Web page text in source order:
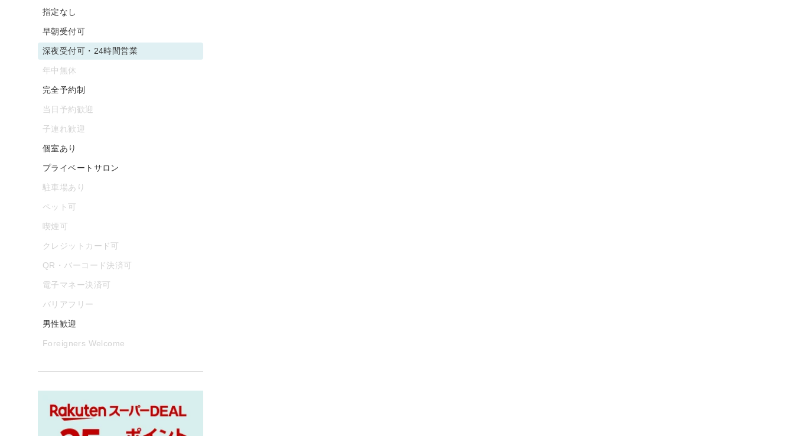
指定なし
早朝受付可
深夜受付可・24時間営業
年中無休
完全予約制
当日予約歓迎
子連れ歓迎
個室あり
プライベートサロン
駐車場あり
ペット可
喫煙可
クレジットカード可
QR・バーコード決済可
電子マネー決済可
バリアフリー
男性歓迎
Foreigners Welcome